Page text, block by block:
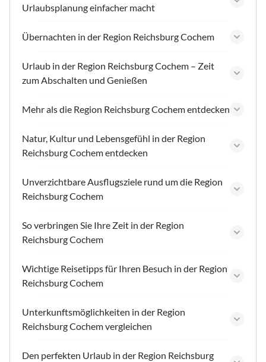
Urlaubsplanung einfacher macht
Übernachten in der Region Reichsburg Cochem
Urlaub in der Region Reichsburg Cochem – Zeit
zum Abschalten und Genießen
Mehr als die Region Reichsburg Cochem entdecken
Natur, Kultur und Lebensgefühl in der Region
Reichsburg Cochem entdecken
Unverzichtbare Ausflugsziele rund um die Region
Reichsburg Cochem
So verbringen Sie Ihre Zeit in der Region
Reichsburg Cochem
Wichtige Reisetipps für Ihren Besuch in der Region
Reichsburg Cochem
Unterkunftsmöglichkeiten in der Region
Reichsburg Cochem vergleichen
Den perfekten Urlaub in der Region Reichsburg